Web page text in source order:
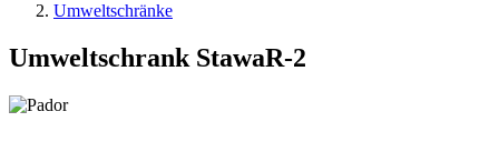
Umweltschränke
Umweltschrank StawaR-2